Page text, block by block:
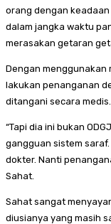
orang dengan
dalam jangka waktu
merasakan getaran
Dengan menggunakan
lakukan penanganan
ditangani secara medis.
“Tapi dia ini bukan
gangguan sistem
dokter. Nanti
Sahat.
Sahat sangat
diusianya yang masih